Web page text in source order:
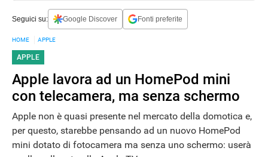
Seguici su: Google Discover Fonti preferite
HOME APPLE
APPLE
Apple lavora ad un HomePod mini
con telecamera, ma senza schermo
Apple non è quasi presente nel mercato della domotica e,
per questo, starebbe pensando ad un nuovo HomePod
mini dotato di fotocamera ma senza uno schermo: userà